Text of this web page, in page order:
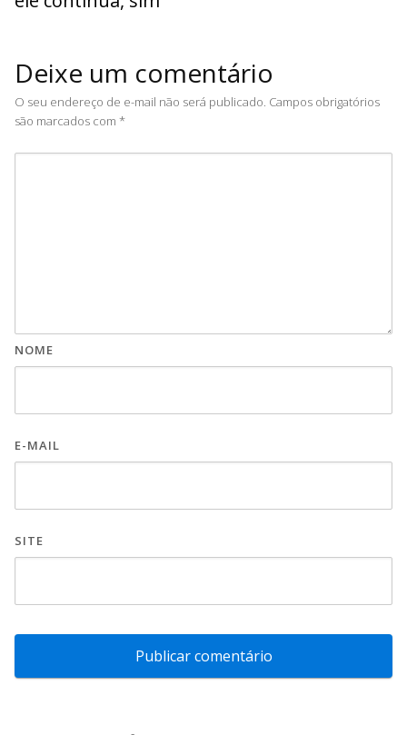
Deixe um comentário
O seu endereço de e-mail não será publicado. Campos obrigatórios
são marcados com *
NOME
E-MAIL
SITE